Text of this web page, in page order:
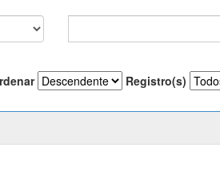
Registro(s)